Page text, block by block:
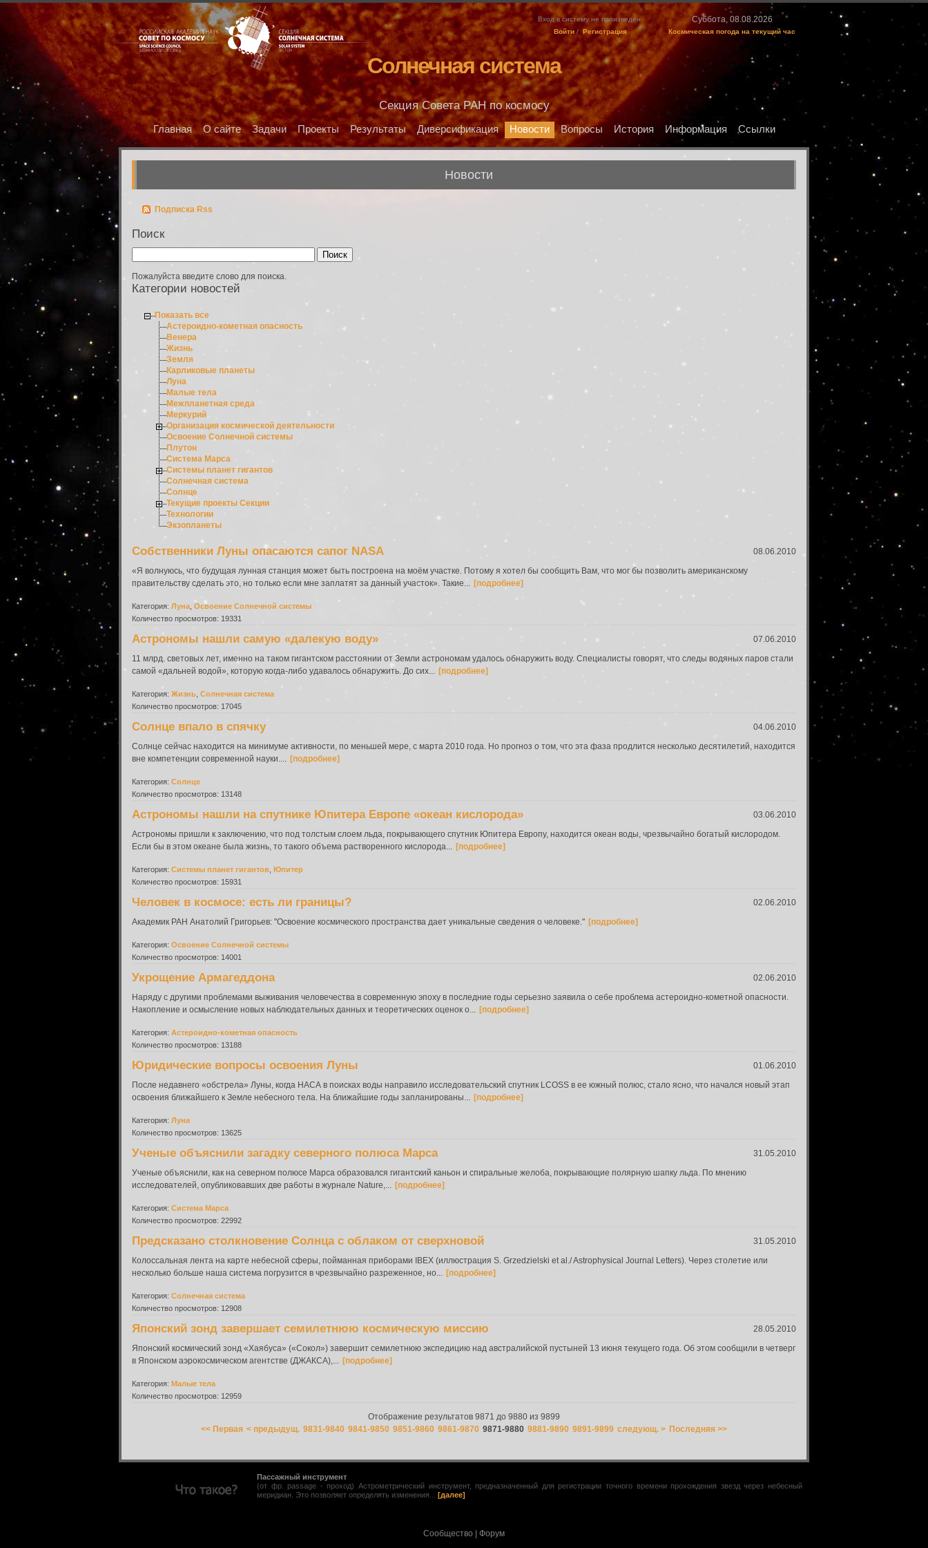
Суббота, 08.08.2026
Космическая погода на текущий час
Вход в систему не произведен
Войти / Регистрация
Солнечная система
Секция Совета РАН по космосу
Главная О сайте Задачи Проекты Результаты Диверсификация Новости Вопросы История Информация Ссылки
Новости
Подписка Rss
Поиск
Пожалуйста введите слово для поиска.
Категории новостей
Показать все
Астероидно-кометная опасность
Венера
Жизнь
Земля
Карликовые планеты
Луна
Малые тела
Межпланетная среда
Меркурий
Организация космической деятельности
Освоение Солнечной системы
Плутон
Система Марса
Системы планет гигантов
Солнечная система
Солнце
Текущие проекты Секции
Технологии
Экзопланеты
08.06.2010
Собственники Луны опасаются сапог NASA
«Я волнуюсь, что будущая лунная станция может быть построена на моём участке. Потому я хотел бы сообщить Вам, что мог бы позволить американскому
правительству сделать это, но только если мне заплатят за данный участок». Такие... [подробнее]
Категория: Луна Освоение Солнечной системы
Количество просмотров: 19331
07.06.2010
Астрономы нашли самую «далекую воду»
11 млрд. световых лет, именно на таком гигантском расстоянии от Земли астрономам удалось обнаружить воду. Специалисты говорят, что следы водяных паров стали
самой «дальней водой», которую когда-либо удавалось обнаружить. До сих... [подробнее]
Категория: Жизнь Солнечная система
Количество просмотров: 17045
04.06.2010
Солнце впало в спячку
Солнце сейчас находится на минимуме активности, по меньшей мере, с марта 2010 года. Но прогноз о том, что эта фаза продлится несколько десятилетий, находится
вне компетенции современной науки.... [подробнее]
Категория: Солнце
Количество просмотров: 13148
03.06.2010
Астрономы нашли на спутнике Юпитера Европе «океан кислорода»
Астрономы пришли к заключению, что под толстым слоем льда, покрывающего спутник Юпитера Европу, находится океан воды, чрезвычайно богатый кислородом.
Если бы в этом океане была жизнь, то такого объема растворенного кислорода... [подробнее]
Категория: Системы планет гигантов Юпитер
Количество просмотров: 15931
02.06.2010
Человек в космосе: есть ли границы?
Академик РАН Анатолий Григорьев: "Освоение космического пространства дает уникальные сведения о человеке." [подробнее]
Категория: Освоение Солнечной системы
Количество просмотров: 14001
02.06.2010
Укрощение Армагеддона
Наряду с другими проблемами выживания человечества в современную эпоху в последние годы серьезно заявила о себе проблема астероидно-кометной опасности.
Накопление и осмысление новых наблюдательных данных и теоретических оценок о... [подробнее]
Категория: Астероидно-кометная опасность
Количество просмотров: 13188
01.06.2010
Юридические вопросы освоения Луны
После недавнего «обстрела» Луны, когда НАСА в поисках воды направило исследовательский спутник LCOSS в ее южный полюс, стало ясно, что начался новый этап
освоения ближайшего к Земле небесного тела. На ближайшие годы запланированы... [подробнее]
Категория: Луна
Количество просмотров: 13625
31.05.2010
Ученые объяснили загадку северного полюса Марса
Ученые объяснили, как на северном полюсе Марса образовался гигантский каньон и спиральные желоба, покрывающие полярную шапку льда. По мнению
исследователей, опубликовавших две работы в журнале Nature,... [подробнее]
Категория: Система Марса
Количество просмотров: 22992
31.05.2010
Предсказано столкновение Солнца с облаком от сверхновой
Колоссальная лента на карте небесной сферы, пойманная приборами IBEX (иллюстрация S. Grzedzielski et al./ Astrophysical Journal Letters). Через столетие или
несколько больше наша система погрузится в чрезвычайно разреженное, но... [подробнее]
Категория: Солнечная система
Количество просмотров: 12908
28.05.2010
Японский зонд завершает семилетнюю космическую миссию
Японский космический зонд «Хаябуса» («Сокол») завершит семилетнюю экспедицию над австралийской пустыней 13 июня текущего года. Об этом сообщили в четверг
в Японском аэрокосмическом агентстве (ДЖАКСА),... [подробнее]
Категория: Малые тела
Количество просмотров: 12959
Отображение результатов 9871 до 9880 из 9899
<< Первая < предыдущ. 9831-9840 9841-9850 9851-9860 9861-9870 9871-9880 9881-9890 9891-9899 следующ. > Последняя >>
Пассажный инструмент
(от фр. passage - проход) Астрометрический инструмент, предназначенный для регистрации точного времени прохождения звезд через небесный
меридиан. Это позволяет определять изменения... [далее]
Сообщество Форум